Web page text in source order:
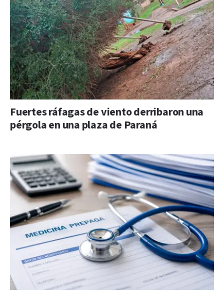
Fuertes ráfagas de viento derribaron una
pérgola en una plaza de Paraná